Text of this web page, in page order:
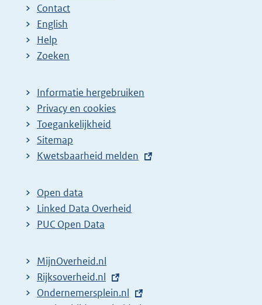
Contact
English
Help
Zoeken
Informatie hergebruiken
Privacy en cookies
Toegankelijkheid
Sitemap
E
t
e
r
l
i
n
Kwetsbaarheid melden
Open data
Linked Data Overheid
PUC Open Data
MijnOverheid.nl
E
x
Rijksoverheid.nl
E
Ondernemersplein.nl